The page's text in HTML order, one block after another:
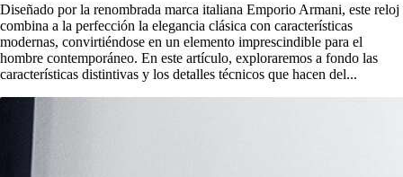
Diseñado por la renombrada marca italiana Emporio Armani, este reloj
combina a la perfección la elegancia clásica con características
modernas, convirtiéndose en un elemento imprescindible para el
hombre contemporáneo. En este artículo, exploraremos a fondo las
características distintivas y los detalles técnicos que hacen del...